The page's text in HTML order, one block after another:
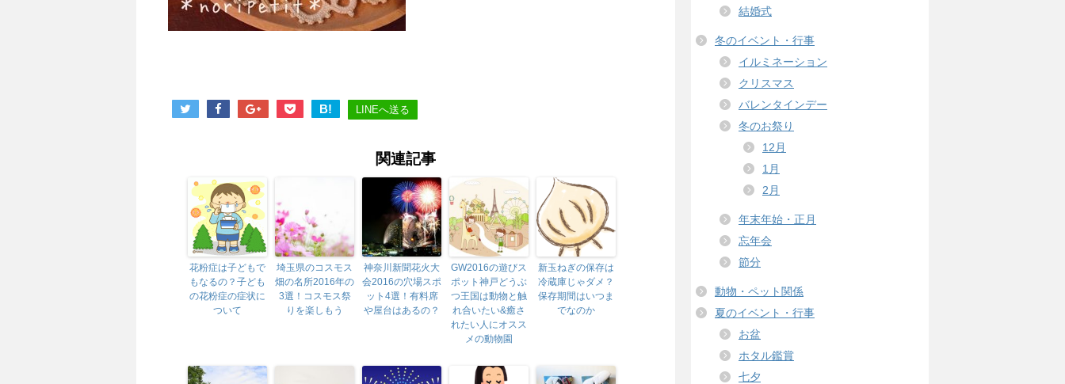
B! LINEへ送る
関連記事
花粉症は子どもで
もなるの？子ども
の花粉症の症状に
ついて
埼玉県のコスモス
畑の名所2016年の
3選！コスモス祭
りを楽しもう
神奈川新聞花火大
会2016の穴場スポ
ット4選！有料席
や屋台はあるの？
GW2016の遊びス
ポット神戸どうぶ
つ王国は動物と触
れ合いたい&癒さ
れたい人にオスス
メの動物園
新玉ねぎの保存は
冷蔵庫じゃダメ？
保存期間はいつま
でなのか
結婚式
冬のイベント・行事
イルミネーション
クリスマス
バレンタインデー
冬のお祭り
12月
1月
2月
年末年始・正月
忘年会
節分
動物・ペット関係
夏のイベント・行事
お盆
ホタル鑑賞
七夕